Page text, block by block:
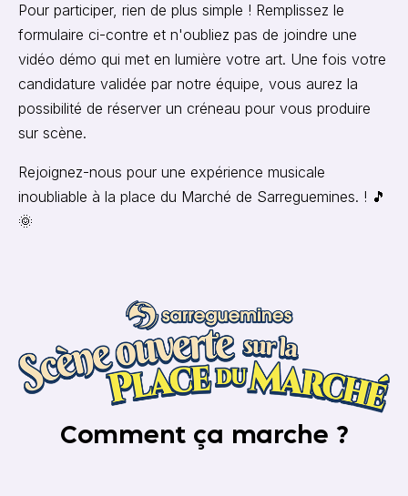
Pour participer, rien de plus simple ! Remplissez le
formulaire ci-contre et n'oubliez pas de joindre une
vidéo démo qui met en lumière votre art. Une fois votre
candidature validée par notre équipe, vous aurez la
possibilité de réserver un créneau pour vous produire
sur scène.
Rejoignez-nous pour une expérience musicale
inoubliable à la place du Marché de Sarreguemines. ! 🎵
🌞
Comment ça marche ?